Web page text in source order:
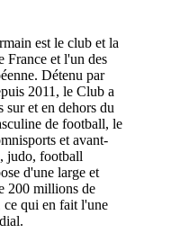
est le club et la
France et l'un des
Détenu par
2011, le Club a
sur et en dehors du
de football, le
et avant-
judo, football
d'une large et
200 millions de
ce qui en fait l'une